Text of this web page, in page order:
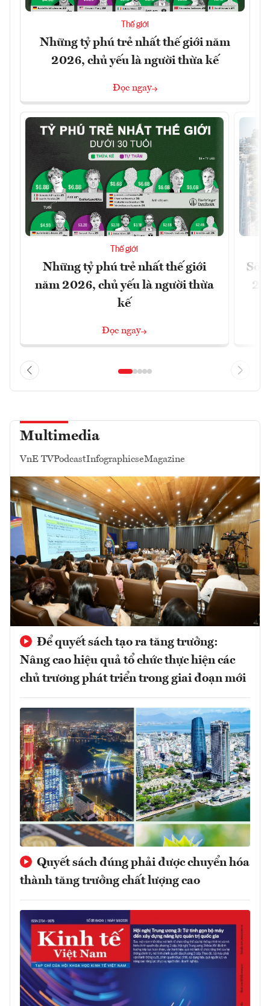
Thế giới
Những tỷ phú trẻ nhất thế giới năm
2026, chủ yếu là người thừa kế
Đọc ngay
Thế giới
Những tỷ phú trẻ nhất thế giới
năm 2026, chủ yếu là người thừa
kế
Đọc ngay
Số
Multimedia
VnE TVPodcastInfographicseMagazine
Để quyết sách tạo ra tăng trưởng:
Nâng cao hiệu quả tổ chức thực hiện các
chủ trương phát triển trong giai đoạn mới
Quyết sách đúng phải được chuyển hóa
thành tăng trưởng chất lượng cao